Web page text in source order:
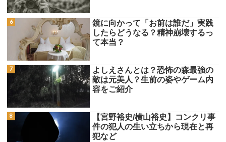
鏡に向かって「お前は誰だ」実践
したらどうなる？精神崩壊するっ
て本当？
よしえさんとは？恐怖の森最強の
敵は元美人？生前の姿やゲーム内
容をご紹介
【宮野裕史/横山裕史】コンクリ事
件の犯人の生い立ちから現在と再
犯など